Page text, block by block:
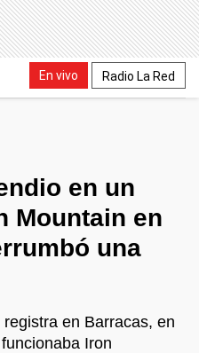
En vivo Radio La Red
en un
Mountain en
una
en Barracas, en
Iron